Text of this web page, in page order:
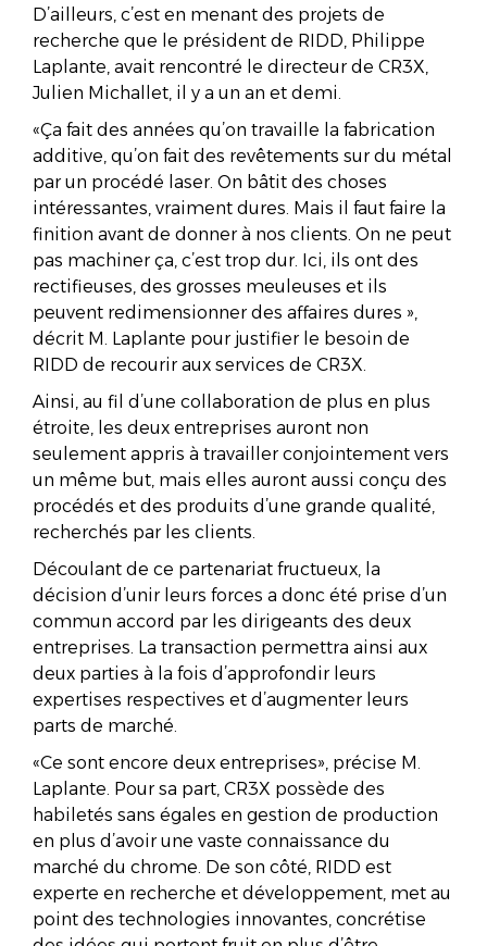
D’ailleurs, c’est en menant des projets de
recherche que le président de RIDD, Philippe
Laplante, avait rencontré le directeur de CR3X,
Julien Michallet, il y a un an et demi.
«Ça fait des années qu’on travaille la fabrication
additive, qu’on fait des revêtements sur du métal
par un procédé laser. On bâtit des choses
intéressantes, vraiment dures. Mais il faut faire la
finition avant de donner à nos clients. On ne peut
pas machiner ça, c’est trop dur. Ici, ils ont des
rectifieuses, des grosses meuleuses et ils
peuvent redimensionner des affaires dures »,
décrit M. Laplante pour justifier le besoin de
RIDD de recourir aux services de CR3X.
Ainsi, au fil d’une collaboration de plus en plus
étroite, les deux entreprises auront non
seulement appris à travailler conjointement vers
un même but, mais elles auront aussi conçu des
procédés et des produits d’une grande qualité,
recherchés par les clients.
Découlant de ce partenariat fructueux, la
décision d’unir leurs forces a donc été prise d’un
commun accord par les dirigeants des deux
entreprises. La transaction permettra ainsi aux
deux parties à la fois d’approfondir leurs
expertises respectives et d’augmenter leurs
parts de marché.
«Ce sont encore deux entreprises», précise M.
Laplante. Pour sa part, CR3X possède des
habiletés sans égales en gestion de production
en plus d’avoir une vaste connaissance du
marché du chrome. De son côté, RIDD est
experte en recherche et développement, met au
point des technologies innovantes, concrétise